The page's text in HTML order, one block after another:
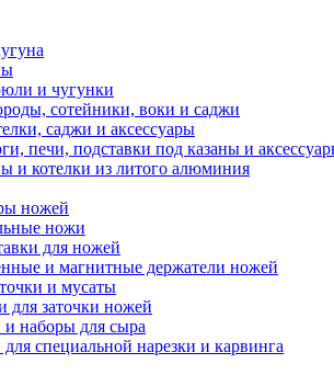
и чугунки
сотейники, воки и саджи
саджи и аксессуары
печи, подставки под казаны и
и котелки из литого алюминия
ножей
ножи
для ножей
и магнитные держатели ножей
и мусаты
для заточки ножей
наборы для сыра
специальной нарезки и карвинга